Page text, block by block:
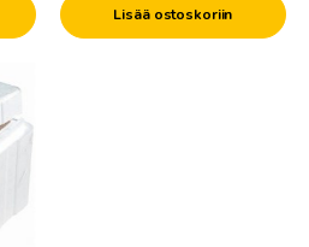
Lisää ostoskoriin